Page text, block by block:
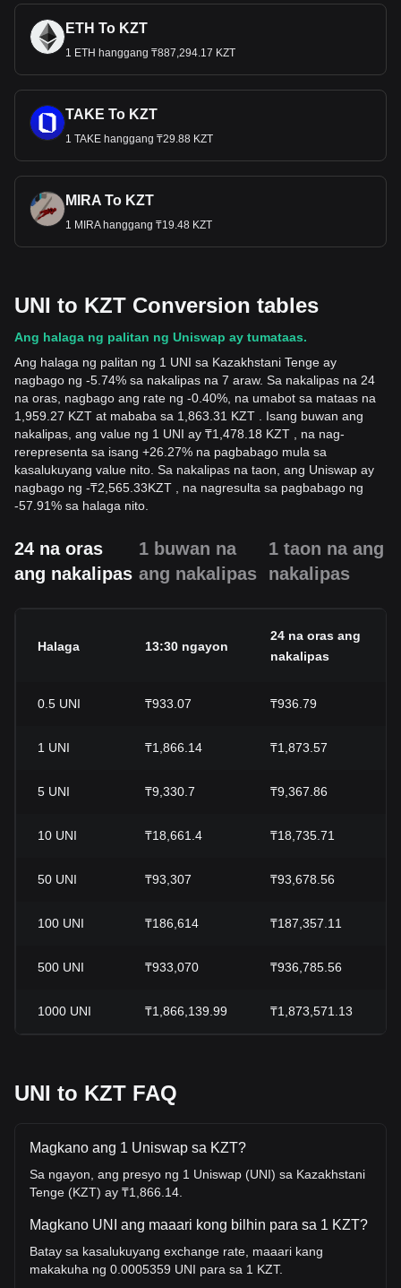
ETH To KZT
1 ETH hanggang ₸887,294.17 KZT
TAKE To KZT
1 TAKE hanggang ₸29.88 KZT
MIRA To KZT
1 MIRA hanggang ₸19.48 KZT
UNI to KZT Conversion tables
Ang halaga ng palitan ng Uniswap ay tumataas.
Ang halaga ng palitan ng 1 UNI sa Kazakhstani Tenge ay
nagbago ng -5.74% sa nakalipas na 7 araw. Sa nakalipas na 24
na oras, nagbago ang rate ng -0.40%, na umabot sa mataas na
1,959.27 KZT at mababa sa 1,863.31 KZT . Isang buwan ang
nakalipas, ang value ng 1 UNI ay ₸1,478.18 KZT , na nag-
rerepresenta sa isang +26.27% na pagbabago mula sa
kasalukuyang value nito. Sa nakalipas na taon, ang Uniswap ay
nagbago ng -₸2,565.33KZT , na nagresulta sa pagbabago ng
-57.91% sa halaga nito.
24 na oras
ang nakalipas
1 buwan na
ang nakalipas
1 taon na ang
nakalipas
Halaga 13:30 ngayon
24 na oras ang
nakalipas
0.5 UNI ₸933.07 ₸936.79
1 UNI ₸1,866.14 ₸1,873.57
5 UNI ₸9,330.7 ₸9,367.86
10 UNI ₸18,661.4 ₸18,735.71
50 UNI ₸93,307 ₸93,678.56
100 UNI ₸186,614 ₸187,357.11
500 UNI ₸933,070 ₸936,785.56
1000 UNI ₸1,866,139.99 ₸1,873,571.13
UNI to KZT FAQ
Magkano ang 1 Uniswap sa KZT?
Sa ngayon, ang presyo ng 1 Uniswap (UNI) sa Kazakhstani
Tenge (KZT) ay ₸1,866.14.
Magkano UNI ang maaari kong bilhin para sa 1 KZT?
Batay sa kasalukuyang exchange rate, maaari kang
makakuha ng 0.0005359 UNI para sa 1 KZT.